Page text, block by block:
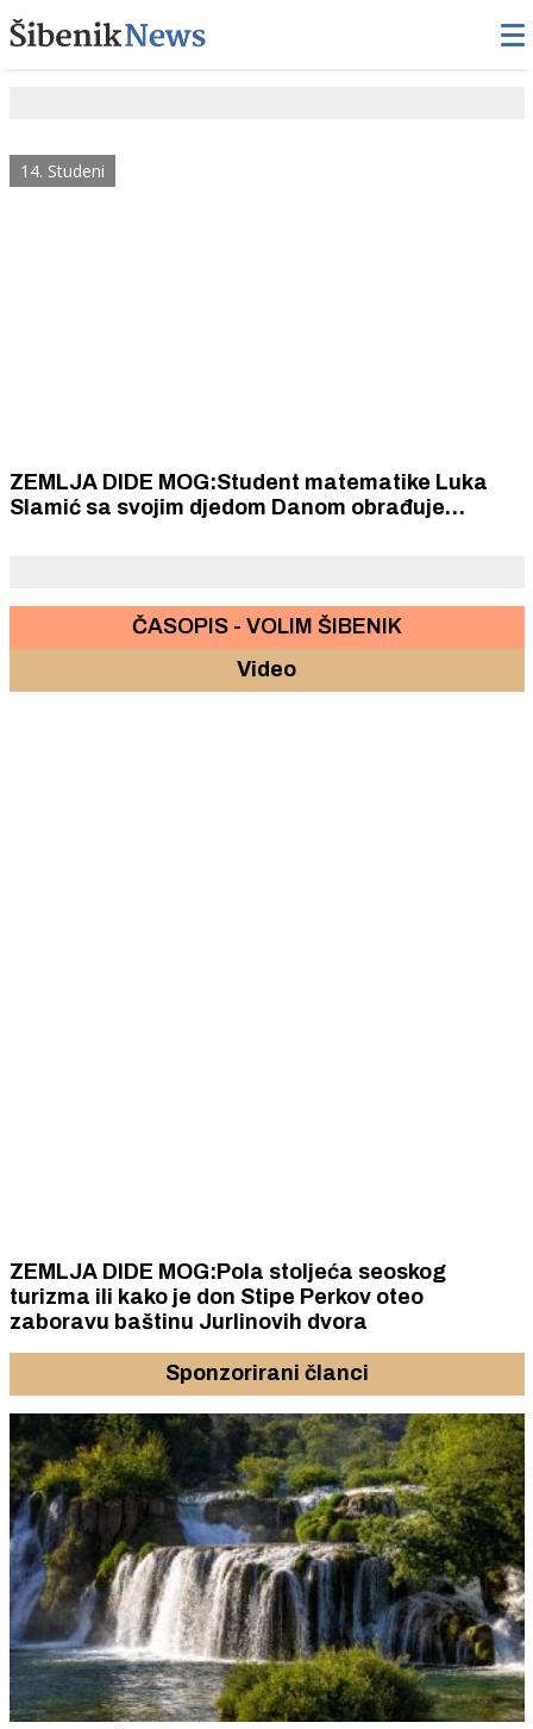
14. Studeni
ZEMLJA DIDE MOG:Student matematike Luka
Slamić sa svojim djedom Danom obrađuje
ČASOPIS - VOLIM ŠIBENIK
Video
ZEMLJA DIDE MOG:Pola stoljeća seoskog
turizma ili kako je don Stipe Perkov oteo
zaboravu baštinu Jurlinovih dvora
Sponzorirani članci